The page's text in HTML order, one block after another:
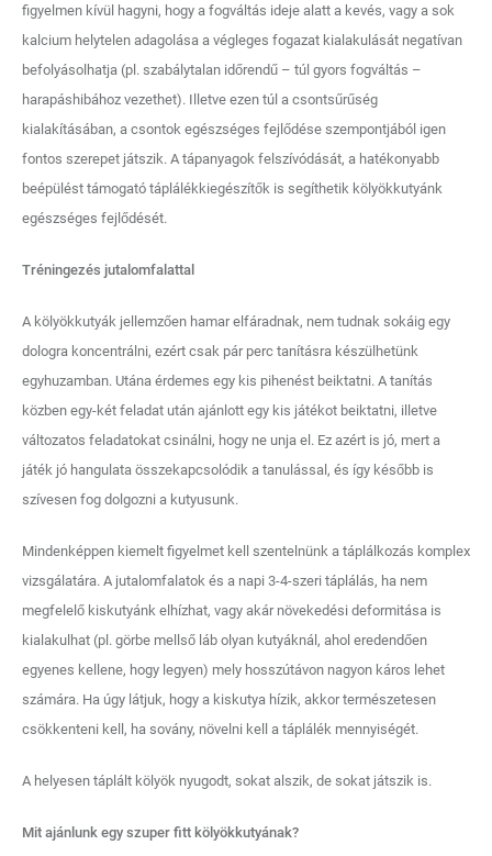
figyelmen kívül hagyni, hogy a fogváltás ideje alatt a kevés, vagy a sok
kalcium helytelen adagolása a végleges fogazat kialakulását negatívan
befolyásolhatja (pl. szabálytalan időrendű – túl gyors fogváltás –
harapáshibához vezethet). Illetve ezen túl a csontsűrűség
kialakításában, a csontok egészséges fejlődése szempontjából igen
fontos szerepet játszik. A tápanyagok felszívódását, a hatékonyabb
beépülést támogató táplálékkiegészítők is segíthetik kölyökkutyánk
egészséges fejlődését.
Tréningezés jutalomfalattal
A kölyökkutyák jellemzően hamar elfáradnak, nem tudnak sokáig egy
dologra koncentrálni, ezért csak pár perc tanításra készülhetünk
egyhuzamban. Utána érdemes egy kis pihenést beiktatni. A tanítás
közben egy-két feladat után ajánlott egy kis játékot beiktatni, illetve
változatos feladatokat csinálni, hogy ne unja el. Ez azért is jó, mert a
játék jó hangulata összekapcsolódik a tanulással, és így később is
szívesen fog dolgozni a kutyusunk.
Mindenképpen kiemelt figyelmet kell szentelnünk a táplálkozás komplex
vizsgálatára. A jutalomfalatok és a napi 3-4-szeri táplálás, ha nem
megfelelő kiskutyánk elhízhat, vagy akár növekedési deformitása is
kialakulhat (pl. görbe mellső láb olyan kutyáknál, ahol eredendően
egyenes kellene, hogy legyen) mely hosszútávon nagyon káros lehet
számára. Ha úgy látjuk, hogy a kiskutya hízik, akkor természetesen
csökkenteni kell, ha sovány, növelni kell a táplálék mennyiségét.
A helyesen táplált kölyök nyugodt, sokat alszik, de sokat játszik is.
Mit ajánlunk egy szuper fitt kölyökkutyának?